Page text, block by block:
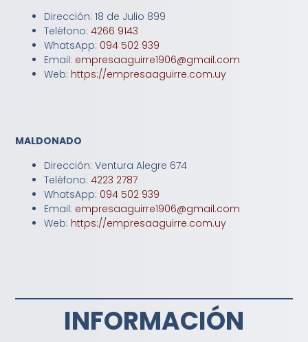
Dirección: 18 de Julio 899
Teléfono:4266 9143
WhatsApp: 094 502 939
Email: empresaaguirre1906@gmail.com
Web: https://empresaaguirre.com.uy
MALDONADO
Dirección: Ventura Alegre 674
Teléfono:4223 2787
WhatsApp: 094 502 939
Email: empresaaguirre1906@gmail.com
Web: https://empresaaguirre.com.uy
INFORMACIÓN